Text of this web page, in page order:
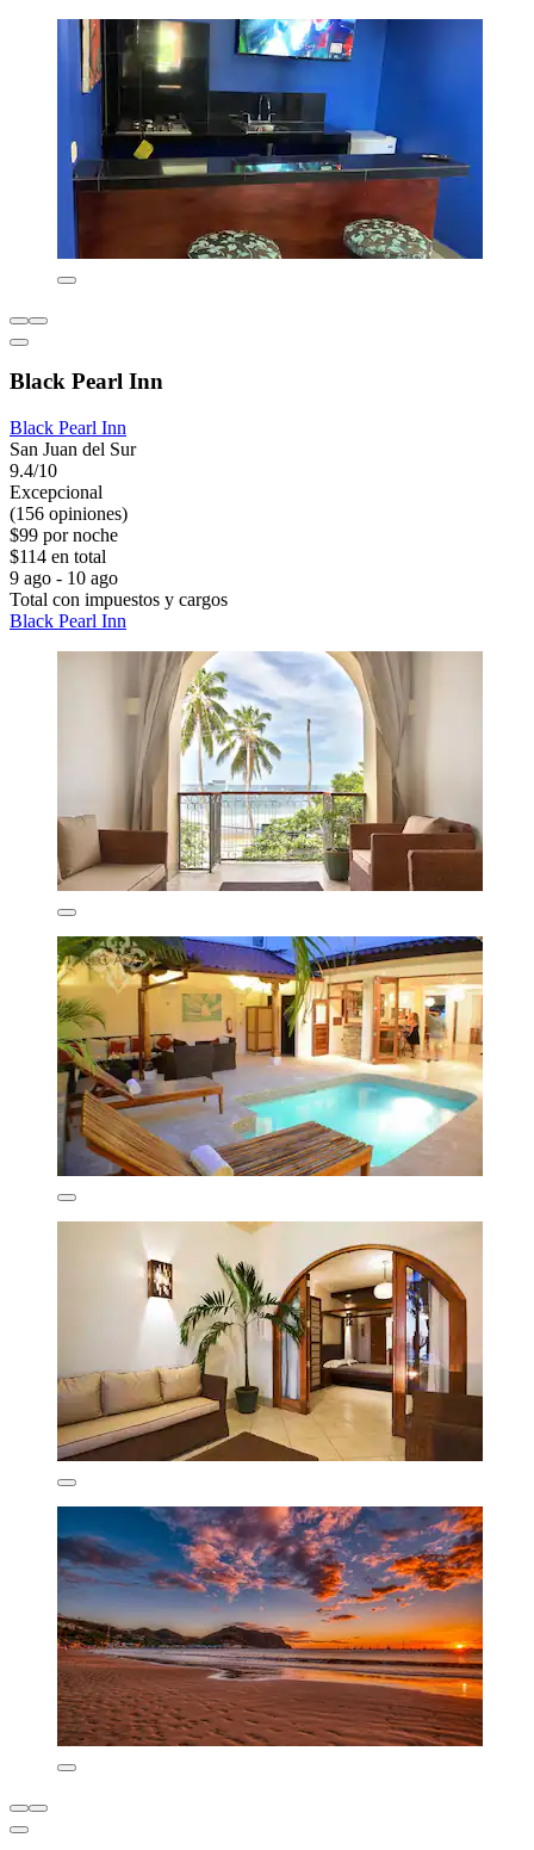
Black Pearl Inn
Black Pearl Inn
San Juan del Sur
9.4/10
Excepcional
(156 opiniones)
$99 por noche
$114 en total
9 ago - 10 ago
Total con impuestos y cargos
Black Pearl Inn